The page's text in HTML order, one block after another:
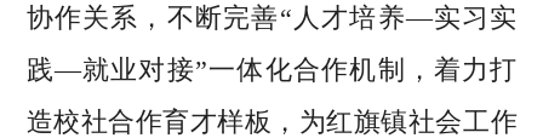
协作关系，不断完善“人才培养—实习实
践—就业对接”一体化合作机制，着力打
造校社合作育才样板，为红旗镇社会工作